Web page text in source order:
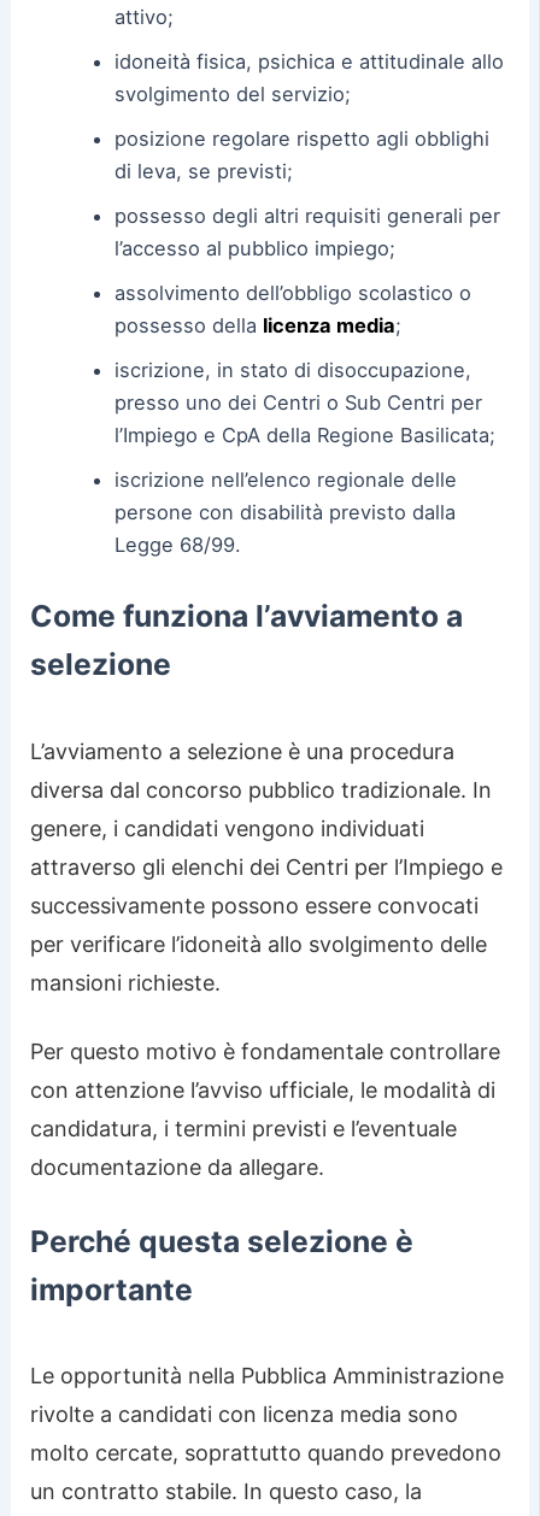
attivo;
idoneità fisica, psichica e attitudinale allo
svolgimento del servizio;
posizione regolare rispetto agli obblighi
di leva, se previsti;
possesso degli altri requisiti generali per
l’accesso al pubblico impiego;
assolvimento dell’obbligo scolastico o
possesso della licenza media;
iscrizione, in stato di disoccupazione,
presso uno dei Centri o Sub Centri per
l’Impiego e CpA della Regione Basilicata;
iscrizione nell’elenco regionale delle
persone con disabilità previsto dalla
Legge 68/99.
Come funziona l’avviamento a
selezione
L’avviamento a selezione è una procedura
diversa dal concorso pubblico tradizionale. In
genere, i candidati vengono individuati
attraverso gli elenchi dei Centri per l’Impiego e
successivamente possono essere convocati
per verificare l’idoneità allo svolgimento delle
mansioni richieste.
Per questo motivo è fondamentale controllare
con attenzione l’avviso ufficiale, le modalità di
candidatura, i termini previsti e l’eventuale
documentazione da allegare.
Perché questa selezione è
importante
Le opportunità nella Pubblica Amministrazione
rivolte a candidati con licenza media sono
molto cercate, soprattutto quando prevedono
un contratto stabile. In questo caso, la